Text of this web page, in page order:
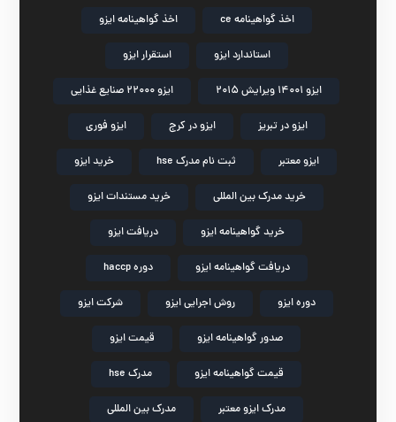
اخذ گواهینامه ce اخذ گواهینامه ایزو
استاندارد ایزو استقرار ایزو
ایزو 14001 ویرایش 2015 ایزو 22000 صنایع غذایی
ایزو در تبریز ایزو در کرج ایزو فوری
ایزو معتبر ثبت نام مدرک hse خرید ایزو
خرید مدرک بین المللی خرید مستندات ایزو
خرید گواهینامه ایزو دریافت ایزو
دریافت گواهینامه ایزو دوره haccp
دوره ایزو روش اجرایی ایزو شرکت ایزو
صدور گواهینامه ایزو قیمت ایزو
قیمت گواهینامه ایزو مدرک hse
مدرک ایزو معتبر مدرک بین المللی